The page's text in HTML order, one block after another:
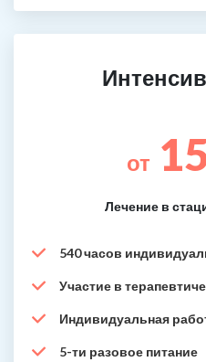
от
Лечение в
540 часов
Участие в
Индивидуальная
5-ти разовое питание